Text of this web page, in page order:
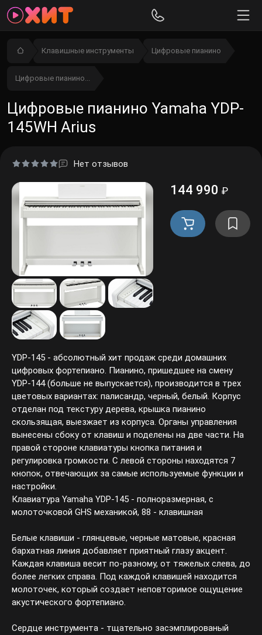
Клавишные инструменты Цифровые пианино
Цифровые пианино...
Цифровые пианино Yamaha YDP-
145WH Arius
Нет отзывов
144 990₽
YDP-145 - абсолютный хит продаж среди домашних
цифровых фортепиано. Пианино, пришедшее на смену
YDP-144 (больше не выпускается), производится в трех
цветовых вариантах: палисандр, черный, белый. Корпус
отделан под текстуру дерева, крышка пианино
скользящая, выезжает из корпуса. Органы управления
вынесены сбоку от клавиш и поделены на две части. На
правой стороне клавиатуры кнопка питания и регулировка
громкости. С левой стороны находятся 7 кнопок,
отвечающих за самые используемые функции и
настройки.
Клавиатура Yamaha YDP-145 - полноразмерная, с
молоточковой GHS механикой, 88 - клавишная
Белые клавиши - глянцевые, черные матовые, красная
бархатная линия добавляет приятный глазу акцент.
Каждая клавиша весит по-разному, от тяжелых слева, до
более легких справа. Под каждой клавишей находится
молоточек, который создает неповторимое ощущение
акустического фортепиано.
Сердце инструмента - тщательно засэмплированый рояль